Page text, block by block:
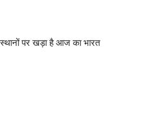
पर खड़ा है आज का भारत